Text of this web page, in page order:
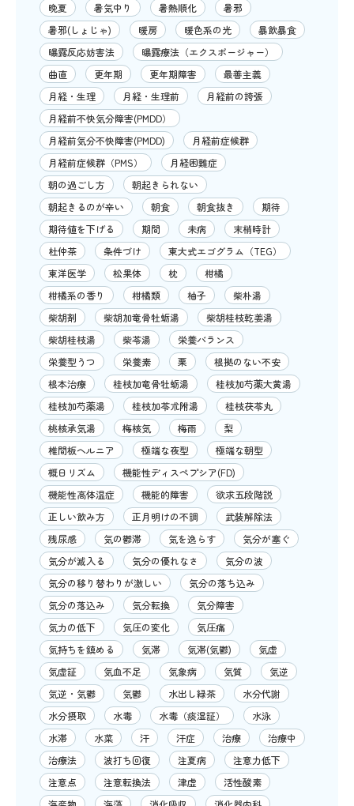
晩夏
暑気中り 暑熱順化
暑邪
暑邪(しょじゃ)
暖房 暖色系の光
暴飲暴食
曝露反応妨害法
曝露療法（エクスポージャー）
曲直
更年期 更年期障害
最善主義
月経・生理
月経・生理前
月経前の誇張
月経前不快気分障害(PMDD）
月経前気分不快障害(PMDD)
月経前症候群
月経前症候群（PMS）
月経困難症
朝の過ごし方
朝起きられない
朝起きるのが辛い
朝食 朝食抜き
期待
期待値を下げる
期間 未病
末梢時計
杜仲茶
条件づけ
東大式エゴグラム（TEG）
東洋医学
松果体 枕
柑橘
柑橘系の香り
柑橘類 柚子
柴朴湯
柴胡剤
柴胡加竜骨牡蛎湯
柴胡桂枝乾姜湯
柴胡桂枝湯
柴苓湯
栄養バランス
栄養型うつ
栄養素 栗
根拠のない不安
根本治療
桂枝加竜骨牡蛎湯
桂枝加芍薬大黄湯
桂枝加芍薬湯
桂枝加苓朮附湯
桂枝茯苓丸
桃核承気湯
梅核気 梅雨
梨
椎間板ヘルニア
極端な夜型
極端な朝型
概日リズム
機能性ディスペプシア(FD)
機能性高体温症
機能的障害
欲求五段階説
正しい飲み方
正月明けの不調
武装解除法
残尿感
気の鬱滞 気を逸らす
気分が塞ぐ
気分が滅入る
気分の優れなさ
気分の波
気分の移り替わりが激しい
気分の落ち込み
気分の落込み
気分転換
気分障害
気力の低下
気圧の変化
気圧痛
気持ちを鎮める
気滞 気滞(気鬱)
気虚
気虚証
気血不足 気象病 気質
気逆
気逆・気鬱
気鬱 水出し緑茶
水分代謝
水分摂取
水毒 水毒（痰湿証）
水泳
水滞
水菜 汗 汗症 治療
治療中
治療法
波打ち回復 注夏病
注意力低下
注意点
注意転換法 津虚
活性酸素